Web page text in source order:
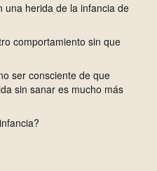
una herida de la infancia de
comportamiento sin que
ser consciente de que
sin sanar es mucho más